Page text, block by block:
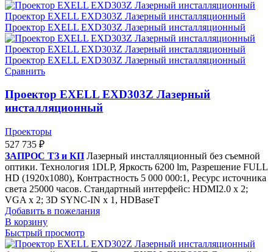
Сравнить
Проектор EXELL EXD303Z Лазерный
инсталляционный
Проекторы
527 735 ₽
ЗАПРОС ТЗ и КП Лазерный инсталляционный без съемной
оптики. Технология 1DLP, Яркость 6200 lm, Разрешение FULL
HD (1920x1080), Контрастность 5 000 000:1, Ресурс источника
света 25000 часов. Стандартный интерфейс: HDMI2.0 x 2;
VGA x 2; 3D SYNC-IN x 1, HDBaseT
Добавить в пожелания
В корзину
Быстрый просмотр